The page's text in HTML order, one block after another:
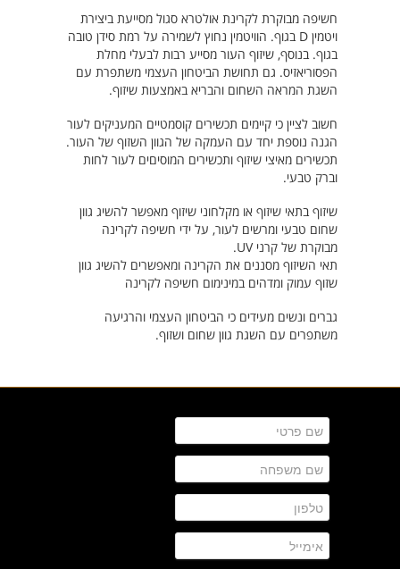
חשיפה מבוקרת לקרינת אולטרא סגול מסייעת ביצירת
ויטמין D בגוף. הוויטמין נחוץ לשמירה על רמת סידן טובה
בגוף. בנוסף, שיזוף העור מסייע רבות לבעלי מחלת
הפסוריאזיס. גם תחושת הביטחון העצמי משתפרת עם
השגת המראה השחום והבריא באמצעות שיזוף.
חשוב לציין כי קיימים תכשירים קוסמטיים המעניקים לעור
הגנה נוספת יחד עם העמקה של הגוון השזוף של העור.
תכשירים מאיצי שיזוף ותכשירים המוסיםים לעור לחות
וברק טבעי.
שיזוף בתאי שיזוף או מקלחוני שיזוף מאפשר להשיג גוון
שחום טבעי ומרשים לעור, על ידי חשיפה לקרינה
מבוקרת של קרני UV.
תאי השיזוף מסננים את הקרינה ומאפשרים להשיג גוון
שזוף עמוק ומדהים במינימום חשיפה לקרינה
גברים ונשים מעידים כי הביטחון העצמי והרגיעה
משתפרים עם השגת גוון שחום ושזוף.